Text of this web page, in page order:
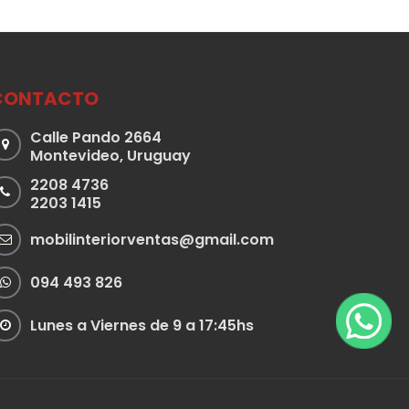
Calle Pando 2664
Montevideo, Uruguay
2208 4736
2203 1415
mobilinteriorventas@gmail.com
094 493 826
Lunes a Viernes de 9 a 17:45hs